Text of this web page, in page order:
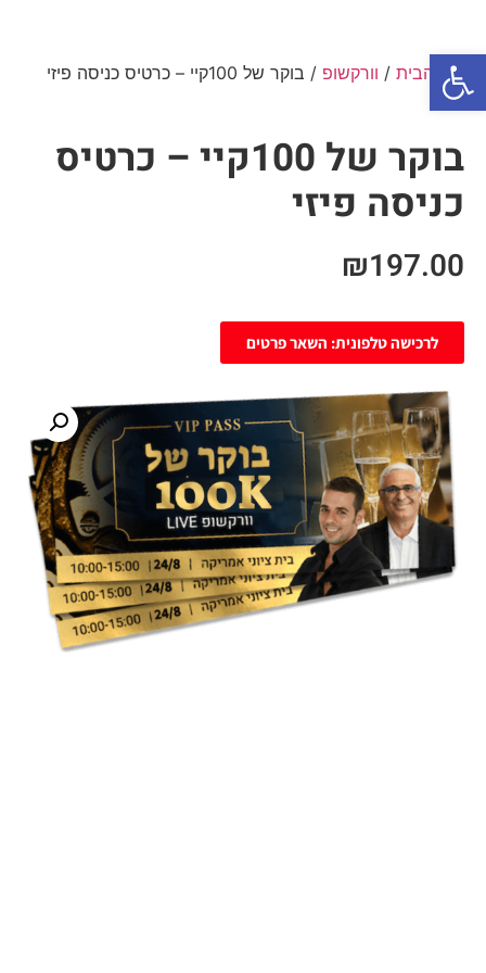
פתח סרגל נגישות
עמוד הבית / וורקשופ / בוקר של 100קיי – כרטיס כניסה פיזי
בוקר של 100קיי – כרטיס
כניסה פיזי
₪197.00
לרכישה טלפונית: השאר פרטים